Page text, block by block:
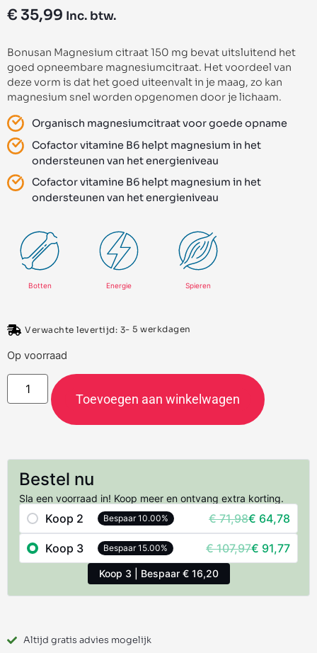
€ 35,99 Inc. btw.
Bonusan Magnesium citraat 150 mg bevat uitsluitend het
goed opneembare magnesiumcitraat. Het voordeel van
deze vorm is dat het goed uiteenvalt in je maag, zo kan
magnesium snel worden opgenomen door je lichaam.
Organisch magnesiumcitraat voor goede opname
Cofactor vitamine B6 helpt magnesium in het
ondersteunen van het energieniveau
Cofactor vitamine B6 helpt magnesium in het
ondersteunen van het energieniveau
Botten Energie Spieren
Verwachte levertijd: 3- 5 werkdagen
Op voorraad
Toevoegen aan winkelwagen
Bestel nu
Sla een voorraad in! Koop meer en ontvang extra korting.
Koop 2 Bespaar 10.00% €71,98€ 64,78
Koop 3 Bespaar 15.00% €107,97€ 91,77
Koop 3 | Bespaar € 16,20
Altijd gratis advies mogelijk